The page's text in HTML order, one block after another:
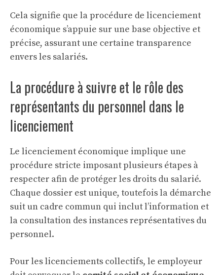
Cela signifie que la procédure de licenciement
économique s’appuie sur une base objective et
précise, assurant une certaine transparence
envers les salariés.
La procédure à suivre et le rôle des
représentants du personnel dans le
licenciement
Le licenciement économique implique une
procédure stricte imposant plusieurs étapes à
respecter afin de protéger les droits du salarié.
Chaque dossier est unique, toutefois la démarche
suit un cadre commun qui inclut l’information et
la consultation des instances représentatives du
personnel.
Pour les licenciements collectifs, le employeur